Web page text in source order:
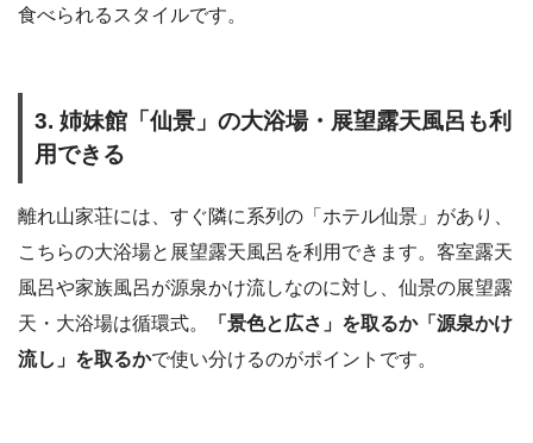
食べられるスタイルです。
3. 姉妹館「仙景」の大浴場・展望露天風呂も利
用できる
離れ山家荘には、すぐ隣に系列の「ホテル仙景」があり、
こちらの大浴場と展望露天風呂を利用できます。客室露天
風呂や家族風呂が源泉かけ流しなのに対し、仙景の展望露
天・大浴場は循環式。
「景色と広さ」を取るか「源泉かけ
流し」を取るかで使い分けるのがポイントです。